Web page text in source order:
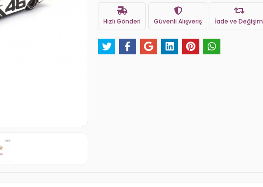
Hızlı Gönderi Güvenli Alışveriş İade ve Değişim